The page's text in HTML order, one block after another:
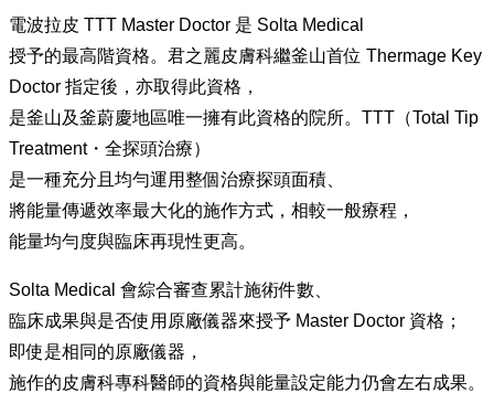
電波拉皮 TTT Master Doctor 是 Solta Medical
授予的最高階資格。君之麗皮膚科繼釜山首位 Thermage Key
Doctor 指定後，亦取得此資格，
是釜山及釜蔚慶地區唯一擁有此資格的院所。TTT（Total Tip
Treatment・全探頭治療）
是一種充分且均勻運用整個治療探頭面積、
將能量傳遞效率最大化的施作方式，相較一般療程，
能量均勻度與臨床再現性更高。
Solta Medical 會綜合審查累計施術件數、
臨床成果與是否使用原廠儀器來授予 Master Doctor 資格；
即使是相同的原廠儀器，
施作的皮膚科專科醫師的資格與能量設定能力仍會左右成果。